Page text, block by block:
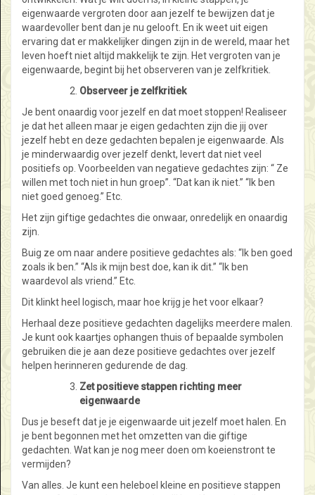
eigenwaarde vergroten door aan jezelf te bewijzen dat je
waardevoller bent dan je nu gelooft. En ik weet uit eigen
ervaring dat er makkelijker dingen zijn in de wereld, maar het
leven hoeft niet altijd makkelijk te zijn. Het vergroten van je
eigenwaarde, begint bij het observeren van je zelfkritiek.
Observeer je zelfkritiek
Je bent onaardig voor jezelf en dat moet stoppen! Realiseer
je dat het alleen maar je eigen gedachten zijn die jij over
jezelf hebt en deze gedachten bepalen je eigenwaarde. Als
je minderwaardig over jezelf denkt, levert dat niet veel
positiefs op. Voorbeelden van negatieve gedachtes zijn: “ Ze
willen met toch niet in hun groep”. “Dat kan ik niet.” “Ik ben
niet goed genoeg.” Etc.
Het zijn giftige gedachtes die onwaar, onredelijk en onaardig
zijn.
Buig ze om naar andere positieve gedachtes als: “Ik ben goed
zoals ik ben.” “Als ik mijn best doe, kan ik dit.” “Ik ben
waardevol als vriend.” Etc.
Dit klinkt heel logisch, maar hoe krijg je het voor elkaar?
Herhaal deze positieve gedachten dagelijks meerdere malen.
Je kunt ook kaartjes ophangen thuis of bepaalde symbolen
gebruiken die je aan deze positieve gedachtes over jezelf
helpen herinneren gedurende de dag.
Zet positieve stappen richting meer
eigenwaarde
Dus je beseft dat je je eigenwaarde uit jezelf moet halen. En
je bent begonnen met het omzetten van die giftige
gedachten. Wat kan je nog meer doen om koeienstront te
vermijden?
Van alles. Je kunt een heleboel kleine en positieve stappen